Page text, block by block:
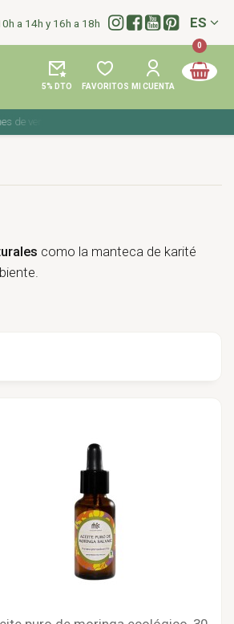
a 14h y 16h a 18h Idioma:
ES
5% DTO FAVORITOS MI CUENTA
0
verano ☀️ ¡Del 27 julio al 9 agosto!
como la manteca de karité